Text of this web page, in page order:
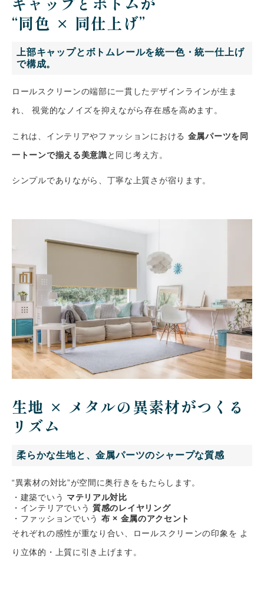
“同色 × 同仕上げ”
上部キャップとボトムレールを統一色・統一仕上げ
で構成。
ロールスクリーンの端部に一貫したデザインラインが生ま
れ、 視覚的なノイズを抑えながら存在感を高めます。
これは、インテリアやファッションにおける 金属パーツを同
一トーンで揃える美意識と同じ考え方。
シンプルでありながら、丁寧な上質さが宿ります。
生地 × メタルの異素材がつくる
リズム
柔らかな生地と、金属パーツのシャープな質感
“異素材の対比”が空間に奥行きをもたらします。
・建築でいう マテリアル対比
・インテリアでいう 質感のレイヤリング
・ファッションでいう 布 × 金属のアクセント
それぞれの感性が重なり合い、ロールスクリーンの印象を よ
り立体的・上質に引き上げます。